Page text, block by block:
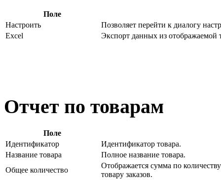
Поле
Настроить
Позволяет перейти к диалогу
Excel
Экспорт данных из отображаемой
Отчет по товарам
Поле
Идентификатор
Идентификатор товара.
Название товара
Полное название товара.
Общее количество
Отображается сумма по
товару заказов.